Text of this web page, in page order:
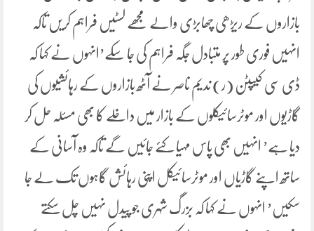
بازاروں کے ریڑھی چھابڑی والے مجھے لسٹیں فراہم کریں تاکہ
انہیں فوری طور پر متبادل جگہ فراہم کی جا سکے’انہوں نے کہا کہ
ڈی سی کیپٹن (ر) ندیم ناصر نے آٹھ بازاروں کے رہائشیوں کی
گاڑیوں اور موٹرسائیکلوں کے بازار میں داخلے کا بھی مسئلہ حل کر
دیا ہے’ انہیں بھی پاس مہیا کئے جائیں گے تاکہ وہ آسانی کے
ساتھ اپنے گاڑیاں اور موٹرسائیکل اپنی رہائش گاہوں تک لے جا
سکیں’ انہوں نے کہا کہ بزرگ شہری جو پیدل نہیں چل سکتے